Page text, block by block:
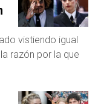
vistiendo igual
razón por la que